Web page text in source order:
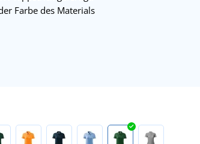
Farbe des Materials